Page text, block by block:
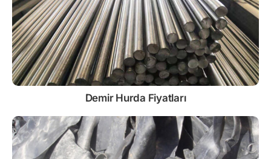
Demir Hurda Fiyatları